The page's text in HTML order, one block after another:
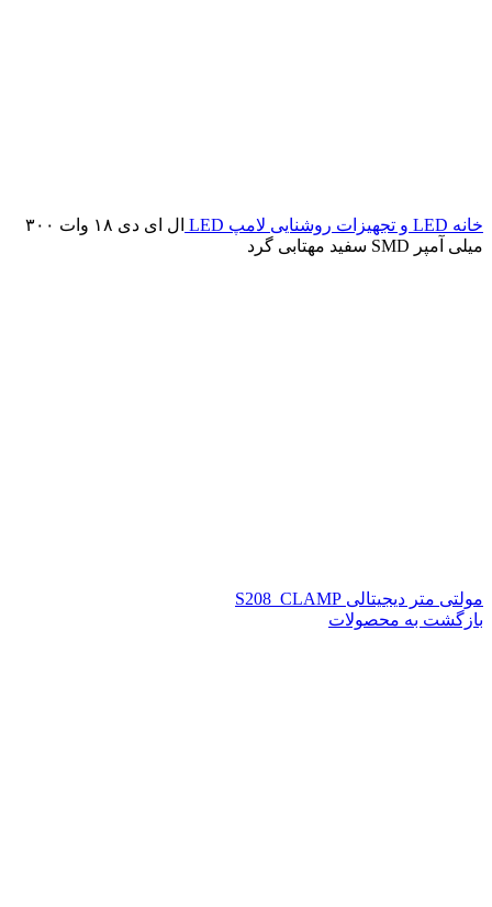
خانه LED و تجهیزات روشنایی لامپ LED
ال ای دی ۱۸ وات ۳۰۰
میلی آمپر SMD سفید مهتابی گرد
مولتی متر دیجیتالی S208_CLAMP
بازگشت به محصولات